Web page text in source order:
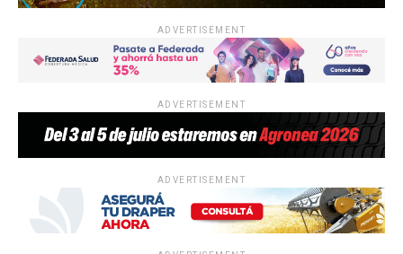
ADVERTISEMENT
ADVERTISEMENT
ADVERTISEMENT